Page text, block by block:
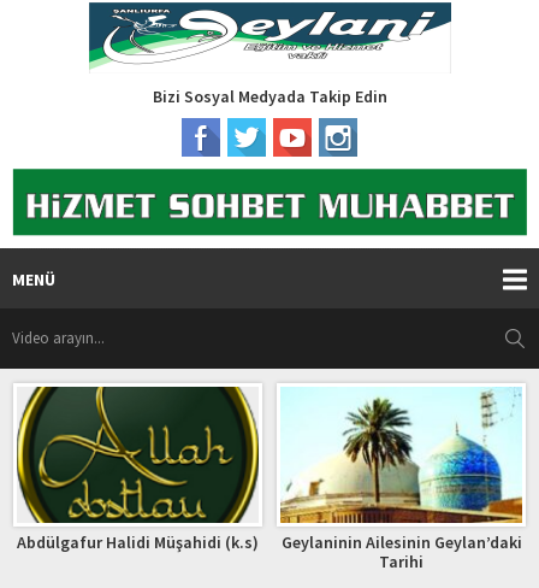
Bizi Sosyal Medyada Takip Edin
MENÜ
Abdülgafur Halidi Müşahidi (k.s)
Geylaninin Ailesinin Geylan’daki
Tarihi